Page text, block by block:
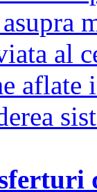
al
aflate